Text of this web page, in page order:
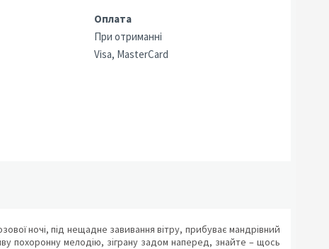
Оплата
При отриманні
Visa, MasterCard
ночі, під нещадне завивання вітру, прибуває мандрівний
похоронну мелодію, зіграну задом наперед, знайте – щось